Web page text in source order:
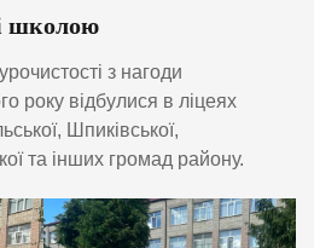
школою
з нагоди
року відбулися в ліцеях
Шпиківської,
та інших громад району.